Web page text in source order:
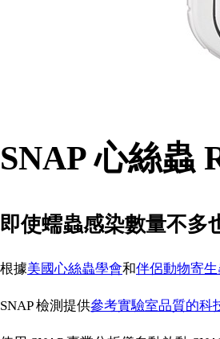
SNAP 心絲蟲
即使蠕蟲感染數量不多
根據美國心絲蟲學會和伴侶動物寄
SNAP 檢測提供參考實驗室品質的科